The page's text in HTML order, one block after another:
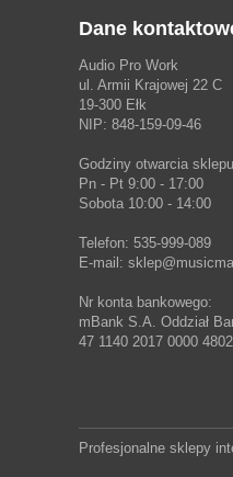
Dane
Audio Pro Work
ul. Armii Krajowej 22 C
19-300 Ełk
NIP: 848-159-09-46
Godziny otwarcia
Pn - Pt 9:00 - 17:00
Sobota 10:00 - 14:00
Telefon: 535-999-089
E-mail:
Nr konta bankowego:
mBank S.A. Oddział
47 1140 2017 0000
Profesjonalne sklepy